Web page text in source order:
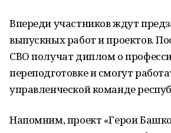
Впереди участников ждут
выпускных работ и проектов.
СВО получат диплом о
переподготовке и смогут
управленческой команде
Напомним, проект «Герои